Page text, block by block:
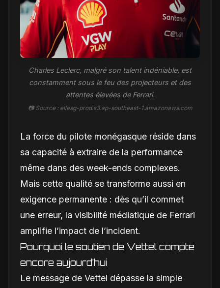
Charles Leclerc, malgré son talent indéniable, est
constamment sous le feu des projecteurs et des
attentes élevées de Ferrari.
📷 Source : ellesg-prod.s3.ap-southeast-1.amazonaws.com
La force du pilote monégasque réside dans
sa capacité à extraire de la performance
même dans des week-ends complexes.
Mais cette qualité se transforme aussi en
exigence permanente : dès qu’il commet
une erreur, la visibilité médiatique de Ferrari
amplifie l’impact de l’incident.
Pourquoi le soutien de Vettel compte
encore aujourd’hui
Le message de Vettel dépasse la simple